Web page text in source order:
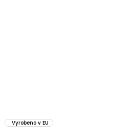
Vyrobeno v EU